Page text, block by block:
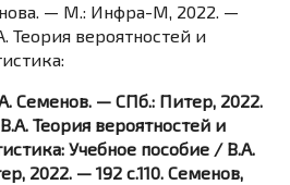
— М.: Инфра-М, 2022. —
Теория вероятностей и
Семенов. — СПб.: Питер, 2022.
Теория вероятностей и
Учебное пособие / В.А.
2022. — 192 c.110. Семенов,